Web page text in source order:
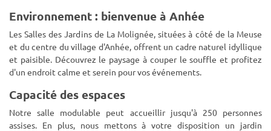
Environnement : bienvenue à Anhée
Les Salles des Jardins de La Molignée, situées à côté de la Meuse
et du centre du village d'Anhée, offrent un cadre naturel idyllique
et paisible. Découvrez le paysage à couper le souffle et profitez
d'un endroit calme et serein pour vos événements.
Capacité des espaces
Notre salle modulable peut accueillir jusqu'à 250 personnes
assises. En plus, nous mettons à votre disposition un jardin